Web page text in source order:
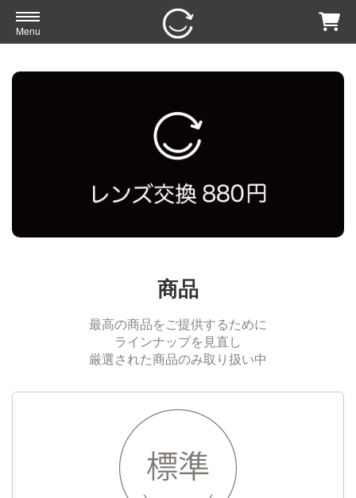
Menu
商品
最高の商品をご提供するために
ラインナップを見直し
厳選された商品のみ取り扱い中